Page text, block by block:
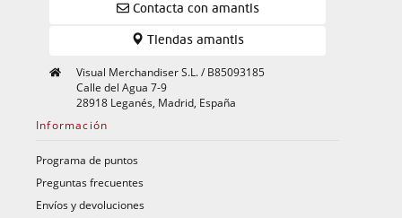
Contacta con amantis
Tiendas amantis
Visual Merchandiser S.L. / B85093185
Calle del Agua 7-9
28918 Leganés, Madrid, España
Información
Programa de puntos
Preguntas frecuentes
Envíos y devoluciones